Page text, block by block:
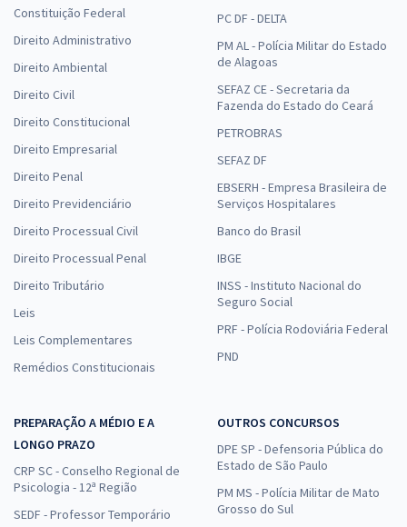
Constituição Federal
Direito Administrativo
Direito Ambiental
Direito Civil
Direito Constitucional
Direito Empresarial
Direito Penal
Direito Previdenciário
Direito Processual Civil
Direito Processual Penal
Direito Tributário
Leis
Leis Complementares
Remédios Constitucionais
PC DF - DELTA
PM AL - Polícia Militar do Estado
de Alagoas
SEFAZ CE - Secretaria da
Fazenda do Estado do Ceará
PETROBRAS
SEFAZ DF
EBSERH - Empresa Brasileira de
Serviços Hospitalares
Banco do Brasil
IBGE
INSS - Instituto Nacional do
Seguro Social
PRF - Polícia Rodoviária Federal
PND
PREPARAÇÃO A MÉDIO E A
LONGO PRAZO
CRP SC - Conselho Regional de
Psicologia - 12ª Região
SEDF - Professor Temporário
OUTROS CONCURSOS
DPE SP - Defensoria Pública do
Estado de São Paulo
PM MS - Polícia Militar de Mato
Grosso do Sul